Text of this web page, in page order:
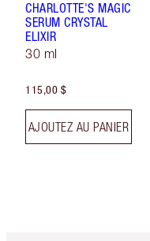
CHARLOTTE'S MAGIC
SERUM CRYSTAL
ELIXIR
30 ml
115,00 $
AJOUTEZ AU PANIER